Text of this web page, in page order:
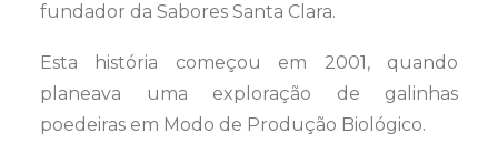
fundador da Sabores Santa Clara.
Esta história começou em 2001, quando
planeava uma exploração de galinhas
poedeiras em Modo de Produção Biológico.